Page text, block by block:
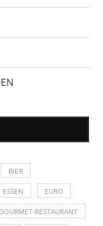
BIER
ESSEN EURO
RESTAURANT